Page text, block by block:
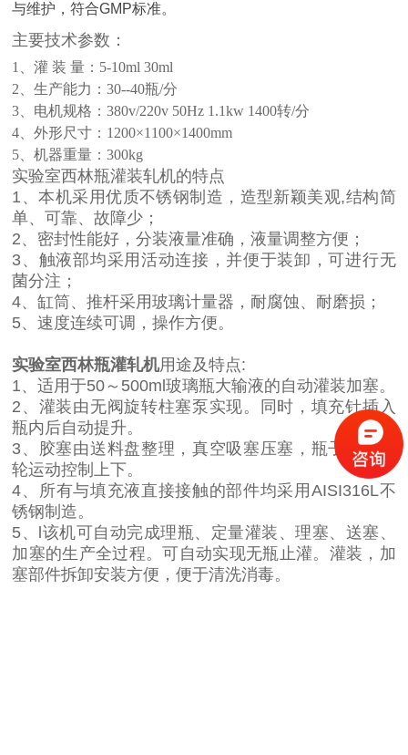
与维护，符合GMP标准。
主要技术参数：
1、灌 装 量：5-10ml 30ml
2、生产能力：30--40瓶/分
3、电机规格：380v/220v 50Hz 1.1kw 1400转/分
4、外形尺寸：1200×1100×1400mm
5、机器重量：300kg
实验室西林瓶灌装轧机的特点
1、本机采用优质不锈钢制造，造型新颖美观,结构简
单、可靠、故障少；
2、密封性能好，分装液量准确，液量调整方便；
3、触液部均采用活动连接，并便于装卸，可进行无
菌分注；
4、缸筒、推杆采用玻璃计量器，耐腐蚀、耐磨损；
5、速度连续可调，操作方便。
实验室西林瓶灌轧机用途及特点:
1、适用于50～500ml玻璃瓶大输液的自动灌装加塞。
2、灌装由无阀旋转柱塞泵实现。同时，填充针插入
瓶内后自动提升。
3、胶塞由送料盘整理，真空吸塞压塞，瓶子依靠凸
轮运动控制上下。
4、所有与填充液直接接触的部件均采用AISI316L不
锈钢制造。
5、l该机可自动完成理瓶、定量灌装、理塞、送塞、
加塞的生产全过程。可自动实现无瓶止灌。灌装，加
塞部件拆卸安装方便，便于清洗消毒。